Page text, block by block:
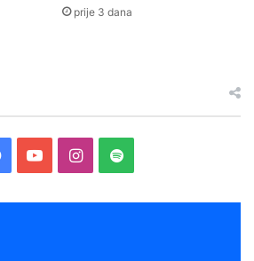
prije 3 dana
Facebook
YouTubeInstagram
Spotify